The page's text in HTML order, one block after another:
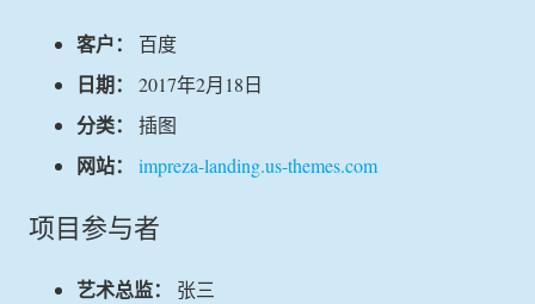
客户： 百度
日期： 2017年2月18日
分类： 插图
网站： impreza-landing.us-themes.com
项目参与者
艺术总监： 张三